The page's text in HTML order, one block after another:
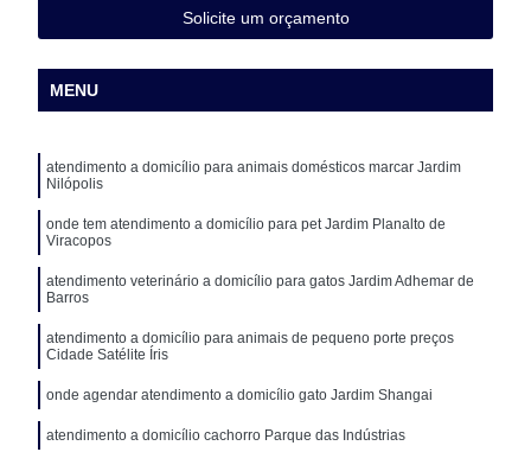
Solicite um orçamento
MENU
atendimento a domicílio para animais domésticos marcar Jardim
Nilópolis
onde tem atendimento a domicílio para pet Jardim Planalto de
Viracopos
atendimento veterinário a domicílio para gatos Jardim Adhemar de
Barros
atendimento a domicílio para animais de pequeno porte preços
Cidade Satélite Íris
onde agendar atendimento a domicílio gato Jardim Shangai
atendimento a domicílio cachorro Parque das Indústrias